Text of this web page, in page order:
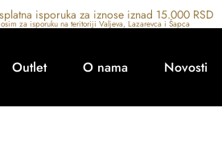
isporuka za iznose iznad 15.000 RSD
Outlet O nama Novosti